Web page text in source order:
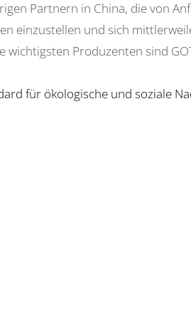
Partnern in China, die von
einzustellen und sich
wichtigsten Produzenten sind
für ökologische und soziale